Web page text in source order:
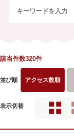
該当件数320件
並び順 アクセス数順
表示切替